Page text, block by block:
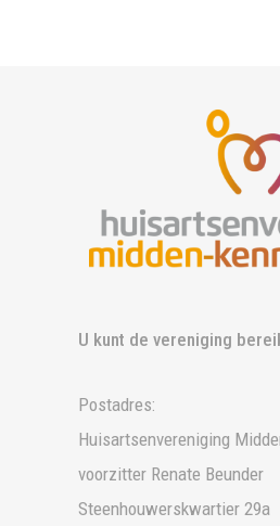
U kunt de vereniging
Postadres:
Huisartsenvereniging
voorzitter Renate Beunder
Steenhouwerskwartier 29a